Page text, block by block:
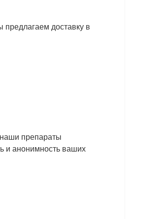
доставку в
наши препараты
и анонимность ваших